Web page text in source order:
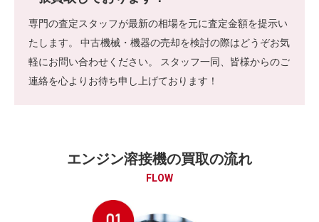
専門の査定スタッフが最新の相場を元に査定金額を提示い
たします。 中古機械・機器の売却を検討の際はどうぞお気
軽にお問い合わせください。 スタッフ一同、皆様からのご
連絡を心よりお待ち申し上げております！
エンジン溶接機の買取の流れ
FLOW